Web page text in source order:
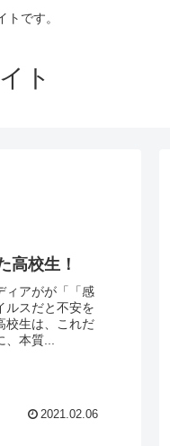
です。
ト
高校生！
ィアがが「「感
ルスだと不安を
校生は、これだ
本質...
2021.02.06